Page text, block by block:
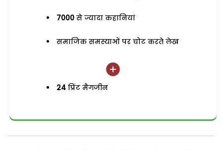
7000 से ज्यादा कहानियां
समाजिक समस्याओं पर चोट करते लेख
24 प्रिंट मैगजीन